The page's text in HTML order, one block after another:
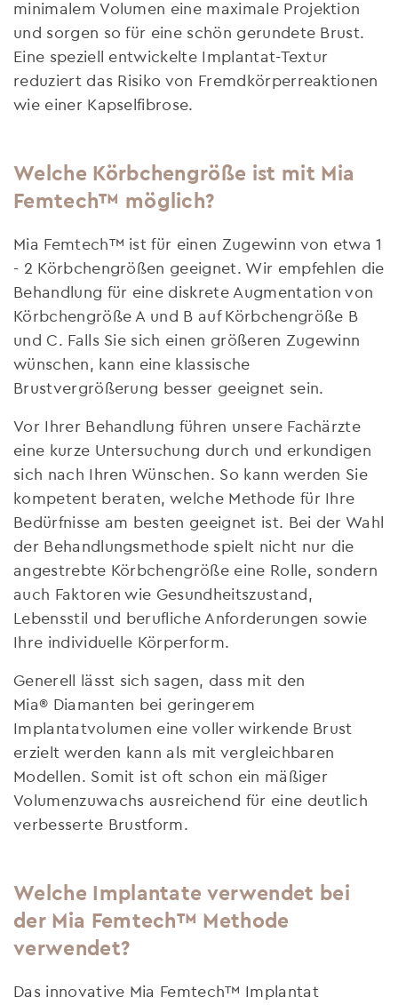
minimalem Volumen eine maximale Projektion
und sorgen so für eine schön gerundete Brust.
Eine speziell entwickelte Implantat-Textur
reduziert das Risiko von Fremdkörperreaktionen
wie einer Kapselfibrose.
Welche Körbchengröße ist mit Mia
Femtech™ möglich?
Mia Femtech™ ist für einen Zugewinn von etwa 1
- 2 Körbchengrößen geeignet. Wir empfehlen die
Behandlung für eine diskrete Augmentation von
Körbchengröße A und B auf Körbchengröße B
und C. Falls Sie sich einen größeren Zugewinn
wünschen, kann eine klassische
Brustvergrößerung besser geeignet sein.
Vor Ihrer Behandlung führen unsere Fachärzte
eine kurze Untersuchung durch und erkundigen
sich nach Ihren Wünschen. So kann werden Sie
kompetent beraten, welche Methode für Ihre
Bedürfnisse am besten geeignet ist. Bei der Wahl
der Behandlungsmethode spielt nicht nur die
angestrebte Körbchengröße eine Rolle, sondern
auch Faktoren wie Gesundheitszustand,
Lebensstil und berufliche Anforderungen sowie
Ihre individuelle Körperform.
Generell lässt sich sagen, dass mit den
Mia® Diamanten bei geringerem
Implantatvolumen eine voller wirkende Brust
erzielt werden kann als mit vergleichbaren
Modellen. Somit ist oft schon ein mäßiger
Volumenzuwachs ausreichend für eine deutlich
verbesserte Brustform.
Welche Implantate verwendet bei
der Mia Femtech™ Methode
verwendet?
Das innovative Mia Femtech™ Implantat